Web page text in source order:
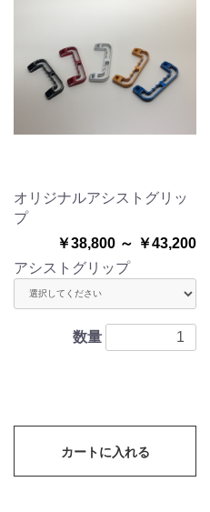
オリジナルアシストグリッ
プ
￥38,800 ～ ￥43,200
アシストグリップ
数量
カートに入れる